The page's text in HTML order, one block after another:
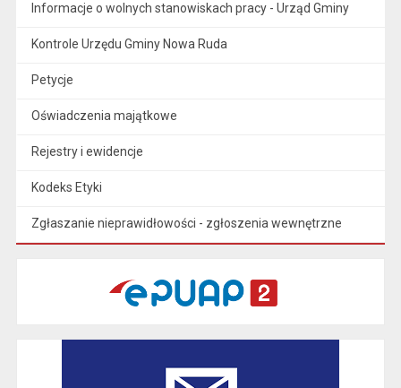
Informacje o wolnych stanowiskach pracy - Urząd Gminy
Kontrole Urzędu Gminy Nowa Ruda
Petycje
Oświadczenia majątkowe
Rejestry i ewidencje
Kodeks Etyki
Zgłaszanie nieprawidłowości - zgłoszenia wewnętrzne